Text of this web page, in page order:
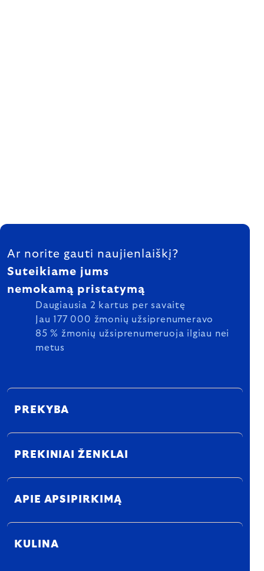
FOOTER
Ar norite gauti naujienlaiškį?
Suteikiame jums
nemokamą pristatymą
Daugiausia 2 kartus per savaitę
Jau 177 000 žmonių užsiprenumeravo
85 % žmonių užsiprenumeruoja ilgiau nei
metus
PREKYBA
PREKINIAI ŽENKLAI
APIE APSIPIRKIMĄ
KULINA